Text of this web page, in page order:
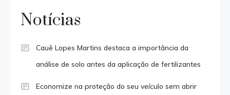
Notícias
Cauê Lopes Martins destaca a importância da
análise de solo antes da aplicação de fertilizantes
Economize na proteção do seu veículo sem abrir